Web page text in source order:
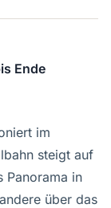
Ende
im
steigt auf
Panorama in
über das